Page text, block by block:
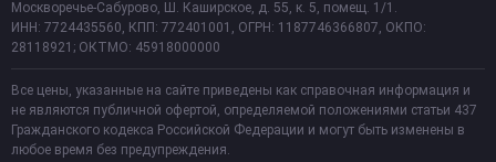
Москворечье-Сабурово, Ш. Каширское, д. 55, к. 5, помещ. 1/1.
ИНН: 7724435560, КПП: 772401001, ОГРН: 1187746366807, ОКПО:
28118921; ОКТМО: 45918000000
Все цены, указанные на сайте приведены как справочная информация и
не являются публичной офертой, определяемой положениями статьи 437
Гражданского кодекса Российской Федерации и могут быть изменены в
любое время без предупреждения.